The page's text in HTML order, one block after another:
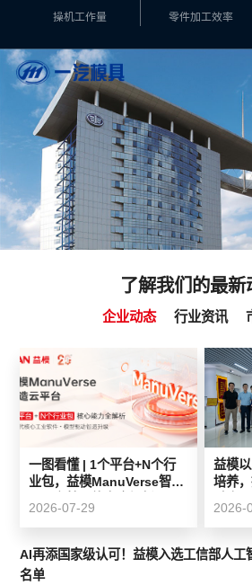
操机工作量 零件加工效率
了解我们的最新
企业动态 行业资讯
一图看懂 | 1个平台+N个行
业包，益模ManuVerse智造
2026-07-29
益模
培养
2026-
AI再添国家级认可！益模入选工信部人工
名单